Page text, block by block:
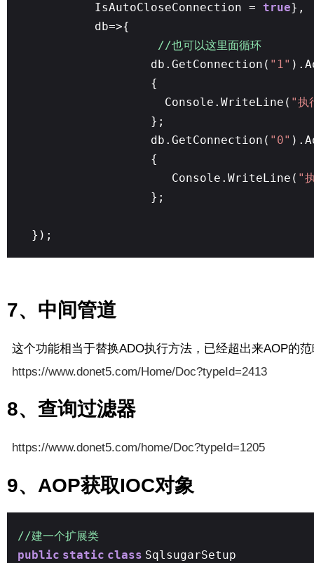
IsAutoCloseConnection = true},
db=>{
//也可以这里面循环
db.GetConnection( "1"
{
Console.WriteLine( "执
};
db.GetConnection( "0"
{
Console.WriteLine( "
};
});
7、中间管道
这个功能相当于替换ADO执行方法，已经超出来AOP的
https://www.donet5.com/Home/Doc?typeId=2413
8、查询过滤器
https://www.donet5.com/home/Doc?typeId=1205
9、AOP获取IOC对象
//建一个扩展类
public static class SqlsugarSetup